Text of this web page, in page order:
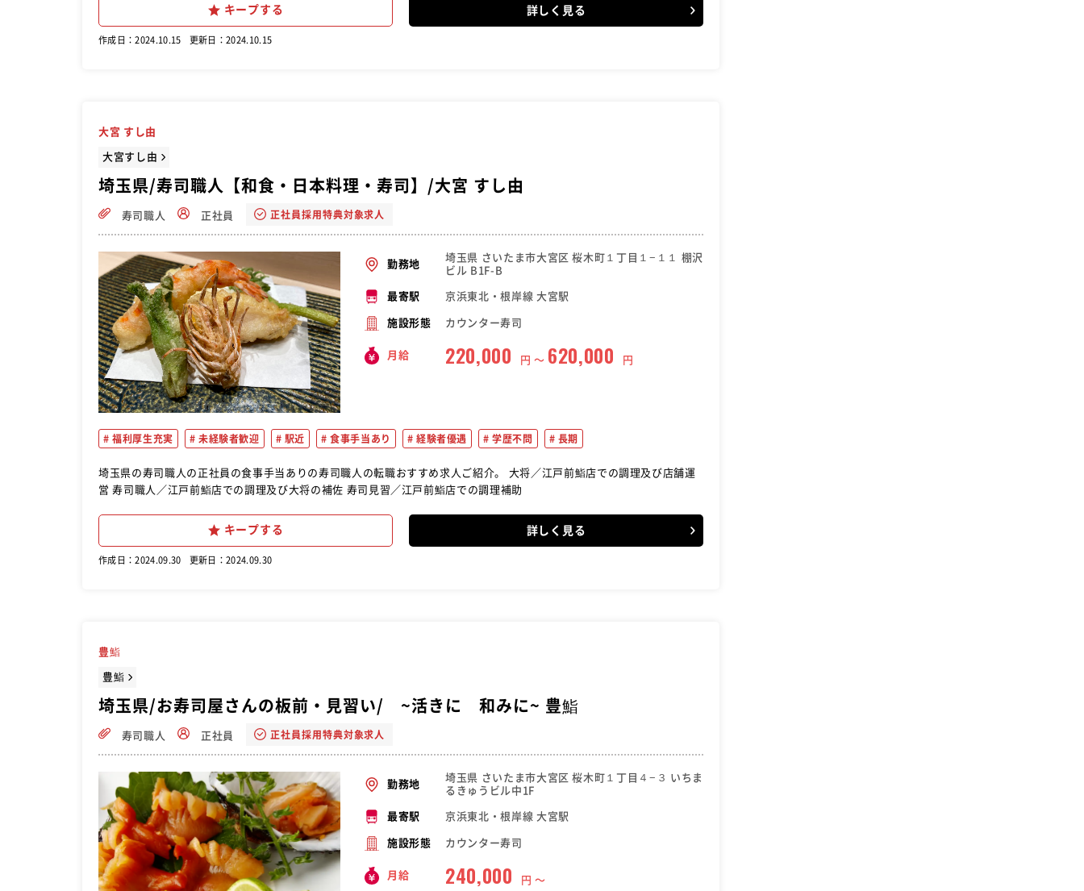
キープする 詳しく見る
作成日：2024.10.15 更新日：2024.10.15
大宮 すし由
大宮すし由
埼玉県/寿司職人【和食・日本料理・寿司】/大宮 すし由
寿司職人 正社員 正社員採用特典対象求人
勤務地
埼玉県 さいたま市大宮区 桜木町１丁目１−１１ 棚沢
ビル B1F-B
最寄駅 京浜東北・根岸線 大宮駅
施設形態 カウンター寿司
月給 220,000 円 〜 620,000 円
福利厚生充実 未経験者歓迎 駅近 食事手当あり 経験者優遇 学歴不問 長期
埼玉県の寿司職人の正社員の食事手当ありの寿司職人の転職おすすめ求人ご紹介。 大将／江戸前鮨店での調理及び店舗運
営 寿司職人／江戸前鮨店での調理及び大将の補佐 寿司見習／江戸前鮨店での調理補助
キープする 詳しく見る
作成日：2024.09.30 更新日：2024.09.30
豊鮨
豊鮨
埼玉県/お寿司屋さんの板前・見習い/ ~活きに 和みに~ 豊鮨
寿司職人 正社員 正社員採用特典対象求人
勤務地
埼玉県 さいたま市大宮区 桜木町１丁目４−３ いちま
るきゅうビル中1F
最寄駅 京浜東北・根岸線 大宮駅
施設形態 カウンター寿司
月給 240,000 円 〜